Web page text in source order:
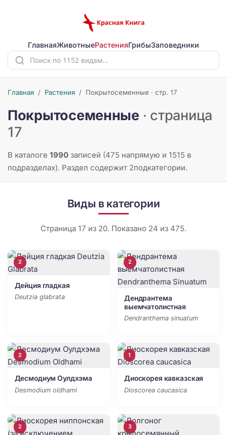
ГлавнаяЖивотныеРастенияГрибыЗаповедники
Главная / Растения / Покрытосеменные · стр. 17
Покрытосеменные · страница
17
В каталоге 1990 записей (475 напрямую и 1515 в
подразделах). Раздел содержит 2подкатегории.
Виды в категории
Страница 17 из 20. Показано 24 из 475.
2
Дейция гладкая
Deutzia glabrata
2
Дендрантема
выемчатолистная
Dendranthema sinuatum
2
Десмодиум Оулдхэма
Desmodium oldhami
1
Диоскорея кавказская
Dioscorea caucasica
2 3